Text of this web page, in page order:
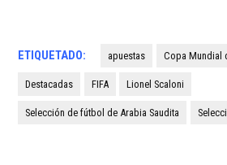
ETIQUETADO: apuestas Copa Mundial
Destacadas FIFA Lionel Scaloni
Selección de fútbol de Arabia Saudita